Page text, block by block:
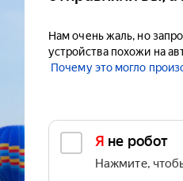
Нам очень жаль, но
устройства похожи на
Почему это могло
Я не робот
Нажмите,